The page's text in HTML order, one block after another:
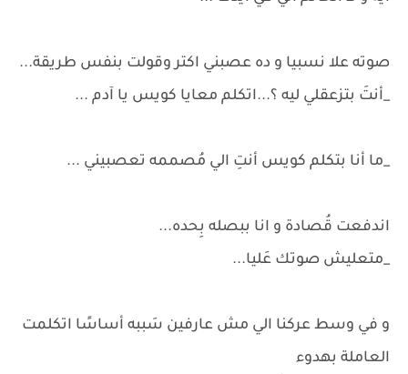
صوته علا نسبيا و ده عصبني اكتر وقولت بنفس طريقة...
_أنتَ بتزعقلي ليه ؟...اتكلم معايا كويس يا آدم ...
_ما أنا بتكلم كويس أنتِ الي مُصممه تعصبيني ...
اندفعت قُصادة و انا ببصله بِحده...
_متعليش صوتك عَليا...
و في وسط عركنا الي مش عارفين سَببه أساسًا اتكلمت
العاملة بهدوء